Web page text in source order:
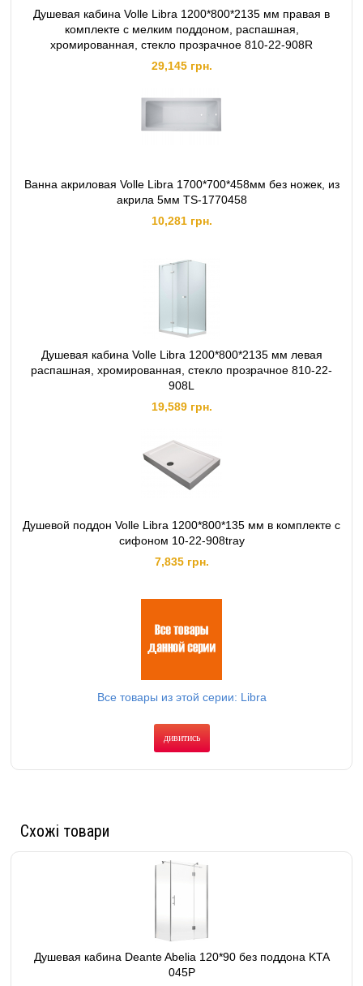
Душевая кабина Volle Libra 1200*800*2135 мм правая в
комплекте с мелким поддоном, распашная,
хромированная, стекло прозрачное 810-22-908R
29,145 грн.
Ванна акриловая Volle Libra 1700*700*458мм без ножек, из
акрила 5мм TS-1770458
10,281 грн.
Душевая кабина Volle Libra 1200*800*2135 мм левая
распашная, хромированная, стекло прозрачное 810-22-
908L
19,589 грн.
Душевой поддон Volle Libra 1200*800*135 мм в комплекте с
сифоном 10-22-908tray
7,835 грн.
Все товары из этой серии: Libra
дивитись
Схожі товари
Душевая кабина Deante Abelia 120*90 без поддона KTA
045P